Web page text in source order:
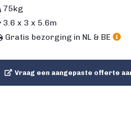
75kg
3.6 x 3 x 5.6m
Gratis bezorging in NL & BE
Vraag een aangepaste offerte